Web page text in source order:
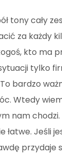
tony cały
za każdy
kto ma
tylko
bardzo
Wtedy
nam chodzi.
Jeśli
przydaje